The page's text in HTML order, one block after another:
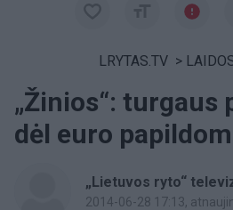
LRYTAS.TV >
„Žinios“: turgaus
dėl euro
„Lietuvos ryto“
2014-06-28 17:13,